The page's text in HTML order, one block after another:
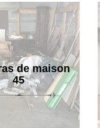
de maison
45